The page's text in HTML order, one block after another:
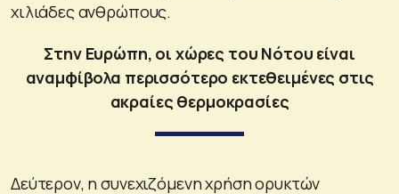
χιλιάδες ανθρώπους.
Στην Ευρώπη, οι χώρες του Νότου είναι
αναμφίβολα περισσότερο εκτεθειμένες στις
ακραίες θερμοκρασίες
Δεύτερον, η συνεχιζόμενη χρήση ορυκτών